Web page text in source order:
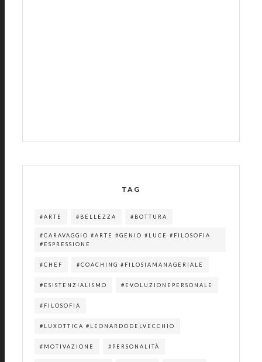
TAG
#ARTE #BELLEZZA #BOTTURA
#CARAVAGGIO #ARTE #GENIO #LUCE #FILOSOFIA
#ESPRESSIONE
#CHEF #COACHING #FILOSIAMANAGERIALE
#ESISTENZIALISMO #EVOLUZIONEPERSONALE
#FILOSOFIA
#LUXOTTICA #LEONARDODELVECCHIO
#MOTIVAZIONE #PERSONALITÀ